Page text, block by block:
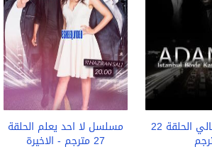
مسلسل اضنالي الحلقة 22 مسلسل لا احد يعلم الحلقة
27 مترجم - الاخيرة